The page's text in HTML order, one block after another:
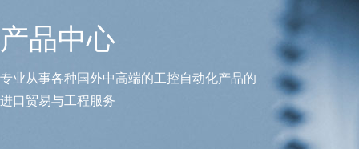
产品中心
专业从事各种国外中高端的工控自动化产品的
进口贸易与工程服务